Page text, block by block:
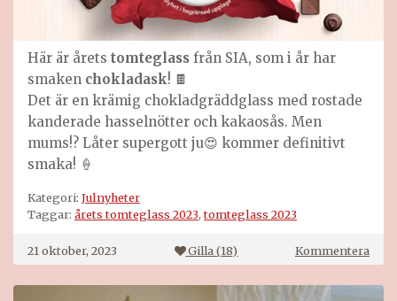
Här är årets tomteglass från SIA, som i år har
smaken chokladask! 🍫
Det är en krämig chokladgräddglass med rostade
kanderade hasselnötter och kakaosås. Men
mums!? Låter supergott ju😍 kommer definitivt
smaka! 🍦
Kategori: Julnyheter
Taggar: årets tomteglass 2023,tomteglass 2023
21 oktober, 2023 Gilla (18) Kommenterapå
SIA